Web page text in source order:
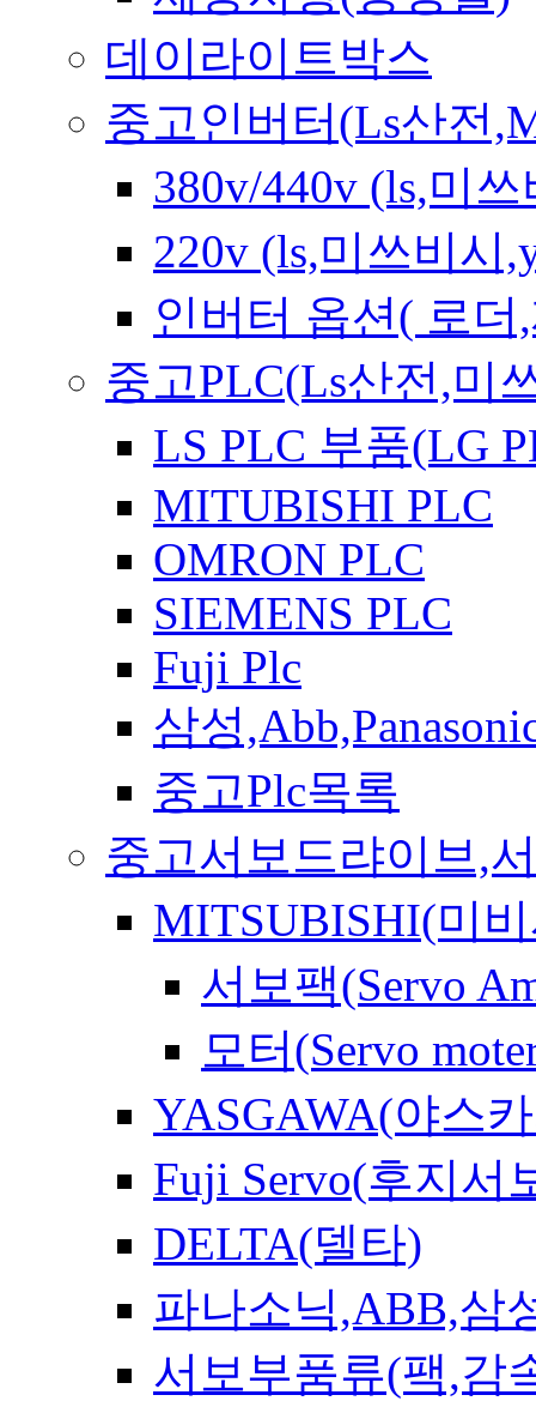
데이라이트박스
중고인버터(Ls산전
380v/440v (ls,미
220v (ls,미쓰비시
인버터 옵션( 로
중고PLC(Ls산전,미
LS PLC 부품(LG
MITUBISHI PLC
OMRON PLC
SIEMENS PLC
Fuji Plc
삼성
중고Plc목록
중고서보드랴이브,
MITSUBISHI(미
서보팩(Servo
모터(Servo
YASGAWA(야스
Fuji Servo(후지서
DELTA(델타)
파나소닉,ABB,삼
서보부품류(팩,감